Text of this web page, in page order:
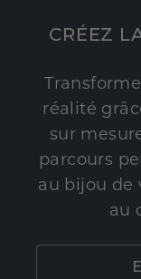
CRÉEZ
réalité
sur
parcours
au bijou de
au